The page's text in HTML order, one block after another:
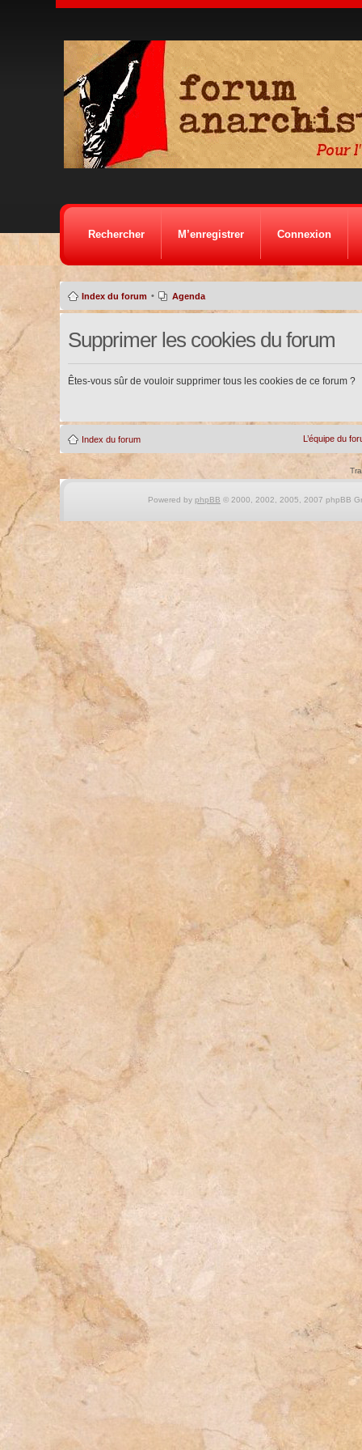
Rechercher M’enregistrer Connexion
Index du forum • Agenda
Supprimer les cookies du forum
Êtes-vous sûr de vouloir supprimer tous les cookies de ce forum ?
Index du forum L’équipe du
Powered by phpBB © 2000, 2002, 2005, 2007 phpBB